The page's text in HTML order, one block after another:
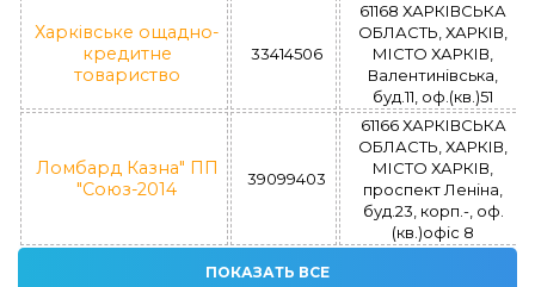
Харківське ощадно-
кредитне
товариство
33414506
61168 ХАРКІВСЬКА
ОБЛАСТЬ, ХАРКІВ,
МІСТО ХАРКІВ,
Валентинівська,
буд.11, оф.(кв.)51
Ломбард Казна" ПП
"Союз-2014
39099403
61166 ХАРКІВСЬКА
ОБЛАСТЬ, ХАРКІВ,
МІСТО ХАРКІВ,
проспект Леніна,
буд.23, корп.-, оф.
(кв.)офіс 8
ПОКАЗАТЬ ВСЕ